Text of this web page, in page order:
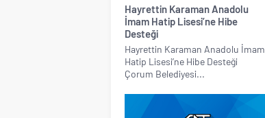
Hayrettin Karaman Anadolu
İmam Hatip Lisesi’ne Hibe
Desteği
Hayrettin Karaman Anadolu İmam
Hatip Lisesi’ne Hibe Desteği
Çorum Belediyesi...